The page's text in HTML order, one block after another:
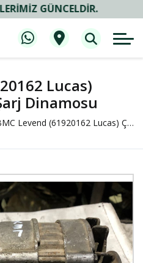
Lucas)
Dinamosu
BMC Levend (61920162 Lucas) Çıkma Vakumlu Şarj Dinamosu